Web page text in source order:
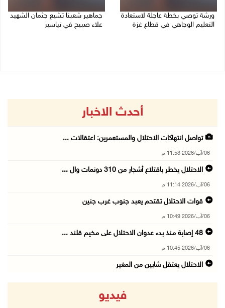
ورشة توصي بخطة عاجلة لاستعادة
التعليم الوجاهي في قطاع غزة
جماهير شعبنا تشيع جثمان الشهيد
علاء صبيح في تياسير
أحدث الاخبار
تواصل انتهاكات الاحتلال والمستعمرين: اعتقالات ...
06/آب/2026 11:53 م
الاحتلال يخطر باقتلاع أشجار من 310 دونمات وال ...
06/آب/2026 11:14 م
قوات الاحتلال تقتحم يعبد جنوب غرب جنين
06/آب/2026 10:49 م
48 إصابة منذ بدء عدوان الاحتلال على مخيم قلند ...
06/آب/2026 10:45 م
الاحتلال يعتقل شابين من المغير
وزير الداخلية يبحث مع مكافحة المخدرات الدولي ...
فيديو